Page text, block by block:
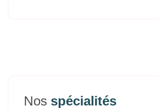
Nos spécialités